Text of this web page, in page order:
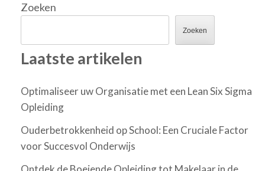
Zoeken
Zoeken
Laatste artikelen
Optimaliseer uw Organisatie met een Lean Six Sigma
Opleiding
Ouderbetrokkenheid op School: Een Cruciale Factor
voor Succesvol Onderwijs